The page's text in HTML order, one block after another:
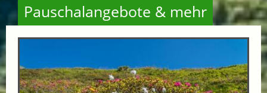
Pauschalangebote & mehr